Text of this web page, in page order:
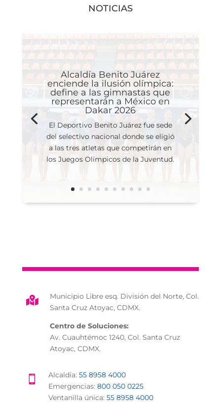
NOTICIAS
Alcaldía Benito Juárez
enciende la ilusión olímpica:
define a las gimnastas que
representarán a México en
Dakar 2026
El Deportivo Benito Juárez fue sede
del selectivo nacional donde se eligió
a las tres atletas que competirán en
los Juegos Olímpicos de la Juventud.

Municipio Libre esq. División del Norte, Col.
Santa Cruz Atoyac, CDMX.
Centro de Soluciones:
Av. Cuauhtémoc 1240, Col. Santa Cruz
Atoyac, CDMX.
 Alcaldía: 55 8958 4000
Emergencias: 800 050 0225
Ventanilla única: 55 8958 4000